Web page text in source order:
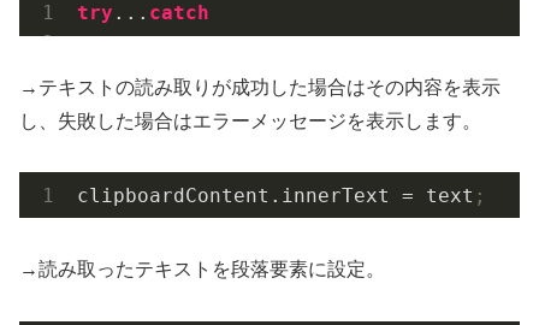
try ... catch
→テキストの読み取りが成功した場合はその内容を表示
し、失敗した場合はエラーメッセージを表示します。
clipboardContent.innerText = text ;
→読み取ったテキストを段落要素に設定。